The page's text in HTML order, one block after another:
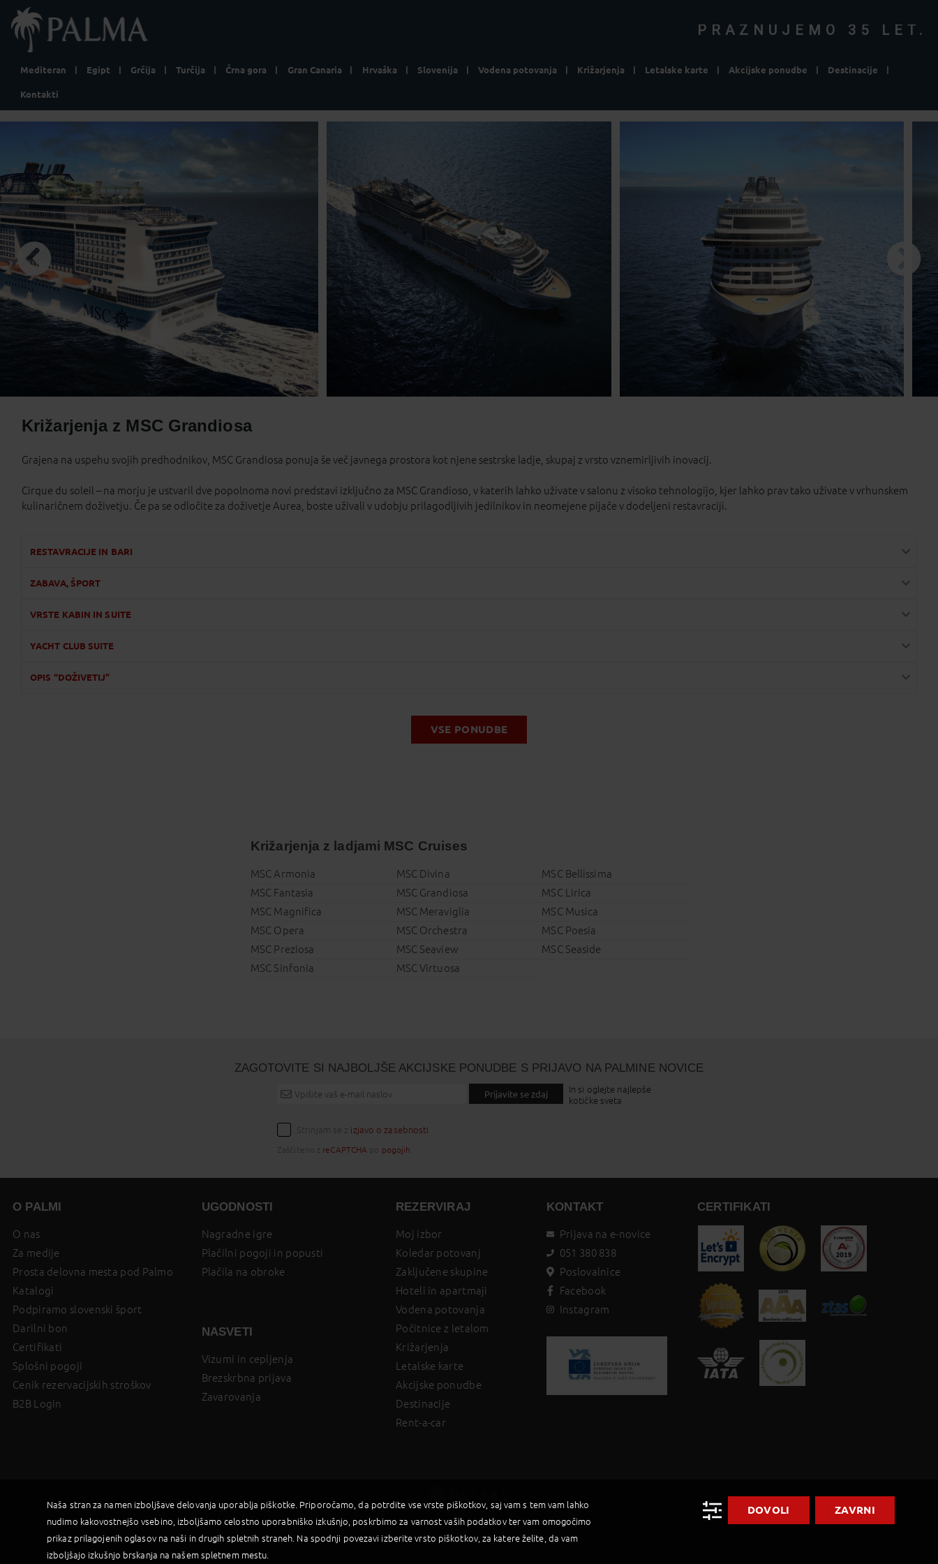
PRAZNUJEMO 35 LET.
Mediteran Egipt Grčija Turčija Črna gora Gran Canaria Hrvaška Slovenija Vodena potovanja Križarjenja Letalske karte Akcijske ponudbe Destinacije
Kontakti
Križarjenja z MSC Grandiosa
Grajena na uspehu svojih predhodnikov, MSC Grandiosa ponuja še več javnega prostora kot njene sestrske ladje, skupaj z vrsto vznemirljivih inovacij.
Cirque du soleil – na morju je ustvaril dve popolnoma novi predstavi izključno za MSC Grandioso, v katerih lahko uživate v salonu z visoko tehnologijo, kjer lahko prav tako uživate v vrhunskem
kulinaričnem doživetju. Če pa se odločite za doživetje Aurea, boste uživali v udobju prilagodljivih jedilnikov in neomejene pijače v dodeljeni restavraciji.
RESTAVRACIJE IN BARI
ZABAVA, ŠPORT
VRSTE KABIN IN SUITE
YACHT CLUB SUITE
OPIS “DOŽIVETIJ”
VSE PONUDBE
Križarjenja z ladjami MSC Cruises
MSC Armonia MSC Divina
MSC Bellissima
MSC Fantasia
MSC Grandiosa
MSC Lirica
MSC Magnifica
MSC Meraviglia
MSC Musica
MSC Opera
MSC Orchestra
MSC Poesia
MSC Preziosa
MSC Seaview
MSC Seaside
MSC Sinfonia
MSC Virtuosa
ZAGOTOVITE SI NAJBOLJŠE AKCIJSKE PONUDBE S PRIJAVO NA PALMINE NOVICE
Prijavite se zdaj
In si oglejte najlepše
kotičke sveta
Strinjam se z izjavo o zasebnosti
Zaščiteno z reCAPTCHA pogojih
O PALMI
O nas
Za medije
Prosta delovna mesta pod Palmo
Katalogi
Podpiramo slovenski šport
Darilni bon
Certifikati
Splošni pogoji
Cenik rezervacijskih stroškov
B2B Login
UGODNOSTI
Nagradne igre
Plačilni pogoji in popusti
Plačila na obroke
NASVETI
Vizumi in cepljenja
Brezskrbna prijava
Zavarovanja
REZERVIRAJ
Moj izbor
Koledar potovanj
Zaključene skupine
Hoteli in apartmaji
Vodena potovanja
Počitnice z letalom
Križarjenja
Letalske karte
Akcijske ponudbe
Destinacije
Rent-a-car
KONTAKT
Prijava na e-novice
051 380 838
Poslovalnice
Facebook
Instagram
CERTIFIKATI
2019 © Palma d.o.o |Powered by BookiniT System
Naša stran za namen izboljšave delovanja uporablja piškotke. Priporočamo, da potrdite vse vrste piškotkov, saj vam s tem vam lahko
nudimo kakovostnejšo vsebino, izboljšamo celostno uporabniško izkušnjo, poskrbimo za varnost vaših podatkov ter vam omogočimo
prikaz prilagojenih oglasov na naši in drugih spletnih straneh. Na spodnji povezavi izberite vrsto piškotkov, za katere želite, da vam
izboljšajo izkušnjo brskanja na našem spletnem mestu.
DOVOLI ZAVRNI